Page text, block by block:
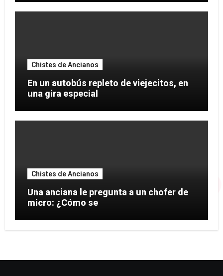
Chistes de Ancianos
En un autobús repleto de viejecitos, en
una gira especial
Chistes de Ancianos
Una anciana le pregunta a un chofer de
micro: ¿Cómo se